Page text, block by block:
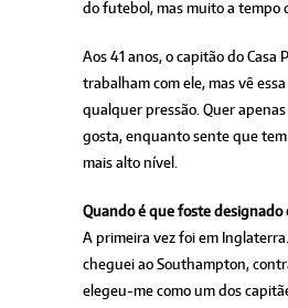
do futebol, mas muito a tempo
Aos 41 anos, o capitão do Casa
trabalham com ele, mas vê
qualquer pressão. Quer
gosta, enquanto sente que
mais alto nível.
Quando é que foste designado
A primeira vez foi em
cheguei ao Southampton,
elegeu-me como um dos